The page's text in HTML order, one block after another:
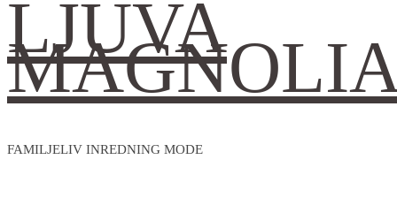
LJUVA
FAMILJELIV INREDNING MODE